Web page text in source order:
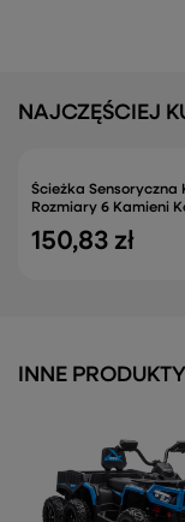
NAJCZĘŚCIEJ
Ścieżka Sensoryczna
Rozmiary 6 Kamieni
150,83 zł
INNE